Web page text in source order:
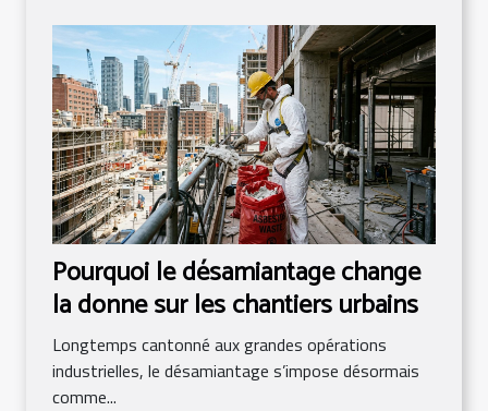
Pourquoi le désamiantage change
la donne sur les chantiers urbains
Longtemps cantonné aux grandes opérations
industrielles, le désamiantage s’impose désormais
comme...